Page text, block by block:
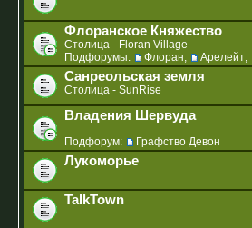
Флоранское Княжество
Столица - Floran Village
Подфорумы:
Флоран, Арелейт,
Санреольская земля
Cтолица - SunRise
Владения Шервуда
Подфорум: Графство Девон
Лукоморье
TalkTown